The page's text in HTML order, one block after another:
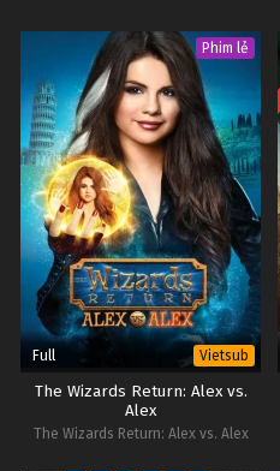
Phim lẻ
Full Vietsub
The Wizards Return: Alex vs.
Alex
The Wizards Return: Alex vs. Alex